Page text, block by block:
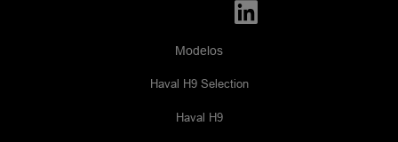
Modelos
Haval H9 Selection
Haval H9